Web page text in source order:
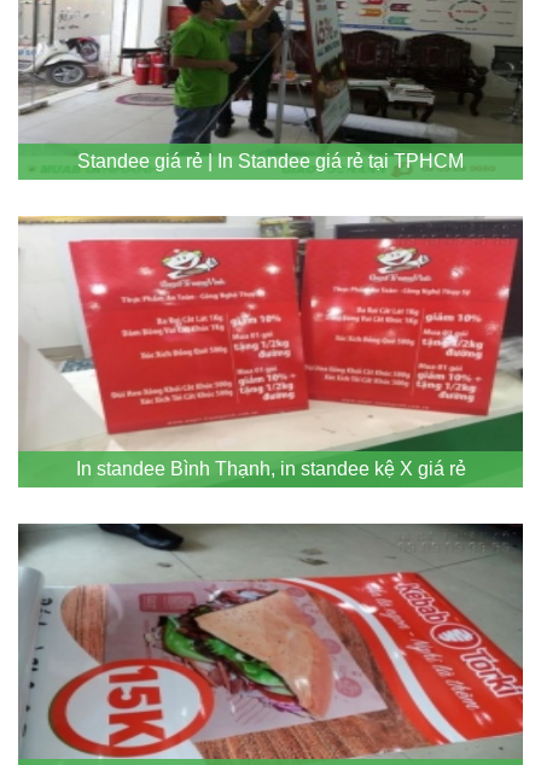
Standee giá rẻ | In Standee giá rẻ tại TPHCM
In standee Bình Thạnh, in standee kệ X giá rẻ